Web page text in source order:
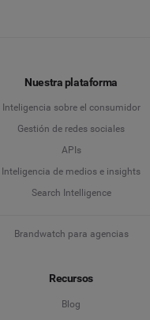
Nuestra plataforma
Inteligencia sobre el consumidor
Gestión de redes sociales
APIs
Inteligencia de medios e insights
Search Intelligence
Brandwatch para agencias
Recursos
Blog